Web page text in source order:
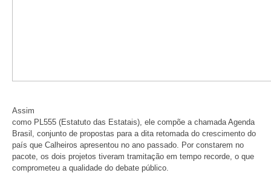
Assim
como PL555 (Estatuto das Estatais), ele compõe a chamada Agenda
Brasil, conjunto de propostas para a dita retomada do crescimento do
país que Calheiros apresentou no ano passado. Por constarem no
pacote, os dois projetos tiveram tramitação em tempo recorde, o que
comprometeu a qualidade do debate público.